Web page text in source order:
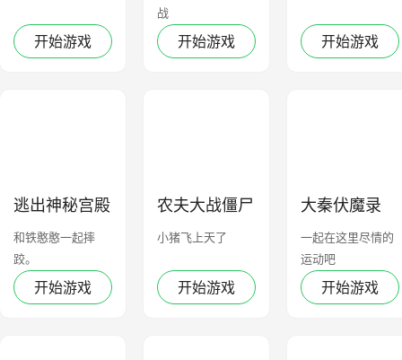
开始游戏
战
开始游戏 开始游戏
逃出神秘宫殿
和铁憨憨一起摔
跤。
开始游戏
农夫大战僵尸
小猪飞上天了
开始游戏
大秦伏魔录
3D
一起在这里尽情的
运动吧
开始游戏